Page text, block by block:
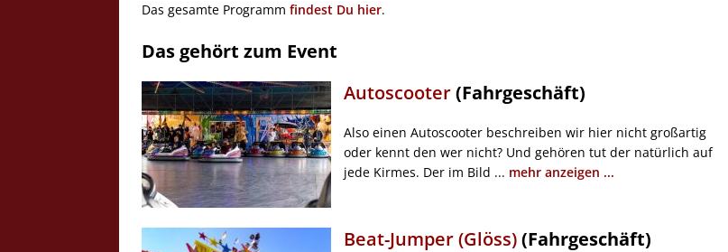
Das gesamte Programm findest Du hier.
Das gehört zum Event
Autoscooter(Fahrgeschäft)
Also einen Autoscooter beschreiben wir hier nicht großartig
oder kennt den wer nicht? Und gehören tut der natürlich auf
jede Kirmes. Der im Bild ... mehr anzeigen ...
Beat-Jumper (Glöss)(Fahrgeschäft)